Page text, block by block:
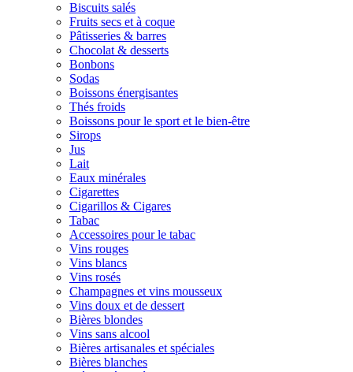
Biscuits salés
Fruits secs et à coque
Pâtisseries & barres
Chocolat & desserts
Bonbons
Sodas
Boissons énergisantes
Thés froids
Boissons pour le sport et le bien-être
Sirops
Jus
Lait
Eaux minérales
Cigarettes
Cigarillos & Cigares
Tabac
Accessoires pour le tabac
Vins rouges
Vins blancs
Vins rosés
Champagnes et vins mousseux
Vins doux et de dessert
Bières blondes
Vins sans alcool
Bières artisanales et spéciales
Bières blanches